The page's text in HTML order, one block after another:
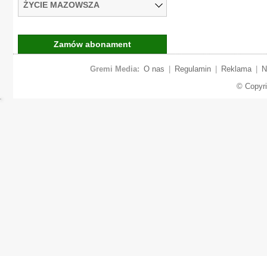
ŻYCIE MAZOWSZA
Zamów abonament
Gremi Media: O nas Regulamin Reklama
©